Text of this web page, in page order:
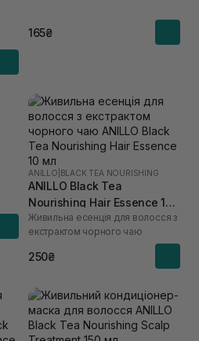
165₴
ANILLO BLACK TEA NOURISHING
ANILLO Black Tea
Nourishing Hair Essence 10
мл
Живильна есенція для волосся з
екстрактом чорного чаю
250₴